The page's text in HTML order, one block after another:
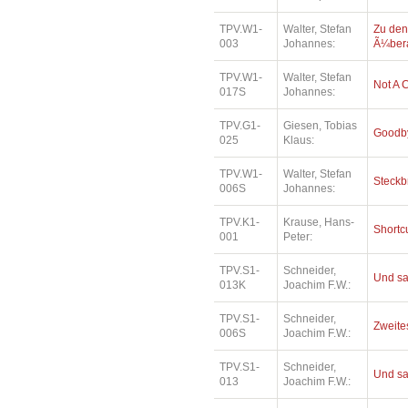
TPV.W1-
003
Walter, Stefan
Johannes:
Zu
TPV.W1-
017S
Walter, Stefan
Johannes:
Not A
TPV.G1-
025
Giesen, Tobias
Klaus:
TPV.W1-
006S
Walter, Stefan
Johannes:
TPV.K1-
001
Krause, Hans-
Peter:
TPV.S1-
013K
Schneider,
Joachim F.W.:
Und
TPV.S1-
006S
Schneider,
Joachim F.W.:
TPV.S1-
013
Schneider,
Joachim F.W.:
Und